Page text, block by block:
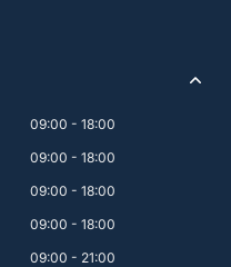
09:00 - 18:00
09:00 - 18:00
09:00 - 18:00
09:00 - 18:00
09:00 - 21:00